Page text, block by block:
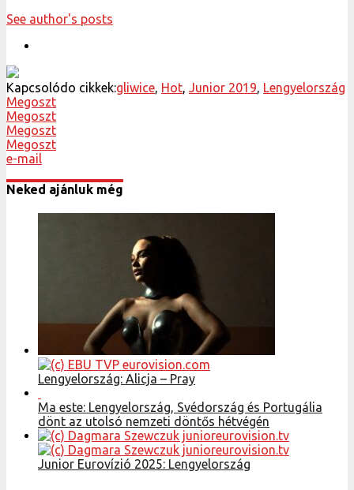
See author's posts
Kapcsolódo cikkek:gliwice Hot Junior 2019 Lengyelország
Megoszt
Megoszt
Megoszt
Megoszt
e-mail
Neked ajánluk még
Lengyelország: Alicja – Pray
Ma este: Lengyelország, Svédország és Portugália
dönt az utolsó nemzeti döntős hétvégén
Junior Eurovízió 2025: Lengyelország